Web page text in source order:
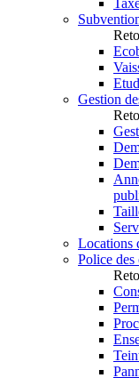
Gestion
Locations
Police des